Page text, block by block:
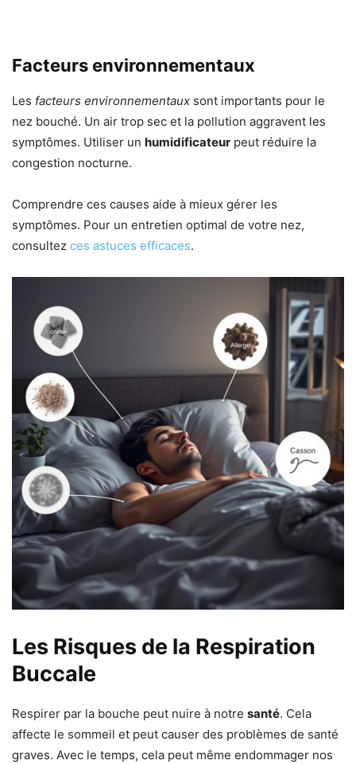
Facteurs environnementaux
Les facteurs environnementaux sont importants pour le
nez bouché. Un air trop sec et la pollution aggravent les
symptômes. Utiliser un humidificateur peut réduire la
congestion nocturne.
Comprendre ces causes aide à mieux gérer les
symptômes. Pour un entretien optimal de votre nez,
consultez ces astuces efficaces.
Les Risques de la Respiration
Buccale
Respirer par la bouche peut nuire à notre santé. Cela
affecte le sommeil et peut causer des problèmes de santé
graves. Avec le temps, cela peut même endommager nos